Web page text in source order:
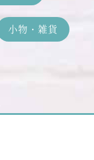
小物・雑貨